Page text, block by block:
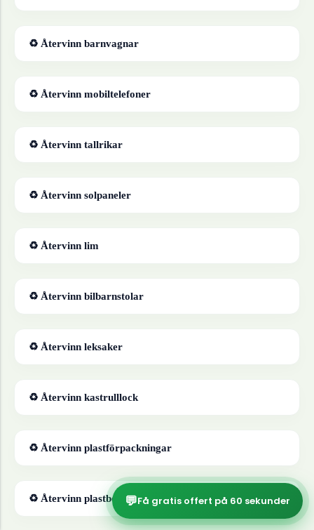
♻ Återvinn barnvagnar
♻ Återvinn mobiltelefoner
♻ Återvinn tallrikar
♻ Återvinn solpaneler
♻ Återvinn lim
♻ Återvinn bilbarnstolar
♻ Återvinn leksaker
♻ Återvinn kastrulllock
♻ Återvinn plastförpackningar
♻ Återvinn plastbestick
💬Få gratis offert på 60 sekunder